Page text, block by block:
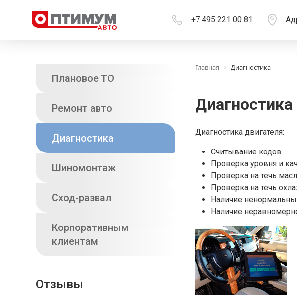
+7 495 221 00 81
Плановое ТО
Ремонт авто
Диагностика
Шиномонтаж
Сход-развал
Корпоративным
клиентам
Отзывы
Главная Диагностика
Диагностика двигателя:
Считывание кодов
Проверка уровня и
Проверка на течь
Проверка на течь
Наличие
Наличие